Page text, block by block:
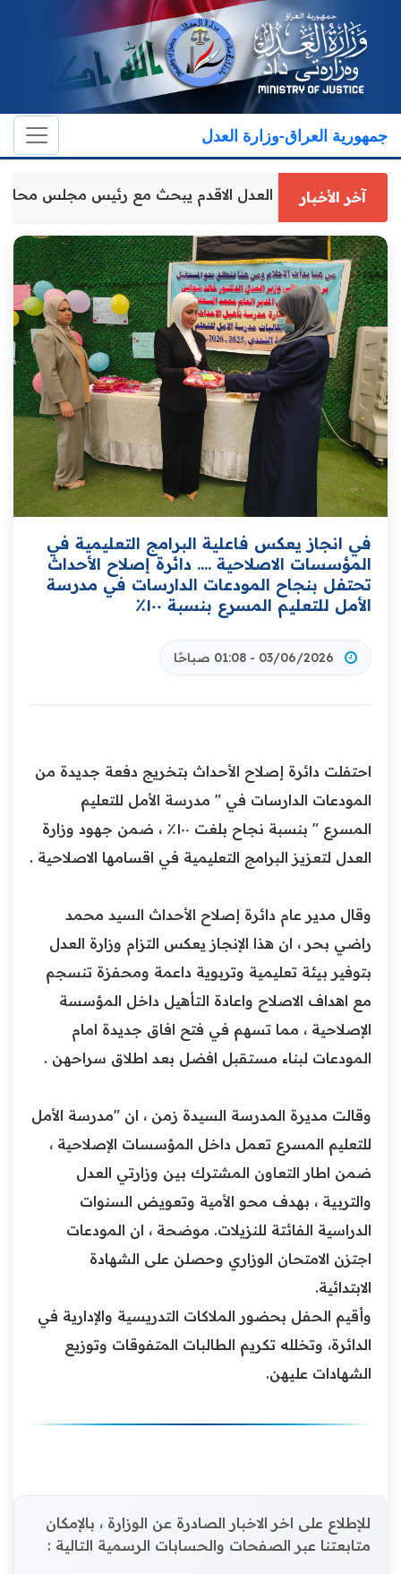
جمهورية العراق-وزارة العدل
آخر الأخباروكيل وزارة العدل الاقدم يبحث مع رئيس مجلس
في انجاز يعكس فاعلية البرامج التعليمية في
المؤسسات الاصلاحية .... ‏دائرة إصلاح الأحداث
تحتفل بنجاح المودعات الدارسات في مدرسة
الأمل للتعليم المسرع بنسبة ١٠٠٪
03/06/2026 - 01:08 صباحًا
‏احتفلت دائرة إصلاح الأحداث بتخريج دفعة جديدة من
المودعات الدارسات في " مدرسة الأمل للتعليم
المسرع " بنسبة نجاح بلغت ١٠٠٪ ، ضمن جهود وزارة
العدل لتعزيز البرامج التعليمية في اقسامها الاصلاحية .
‏وقال مدير عام دائرة إصلاح الأحداث السيد محمد
راضي بحر ، ان هذا الإنجاز يعكس التزام وزارة العدل
بتوفير بيئة تعليمية وتربوية داعمة ومحفزة تنسجم
مع اهداف الاصلاح واعادة التأهيل داخل المؤسسة
الإصلاحية ، مما تسهم في فتح افاق جديدة امام
المودعات لبناء مستقبل افضل بعد اطلاق سراحهن .
‏وقالت مديرة المدرسة السيدة زمن ، ان "مدرسة الأمل
للتعليم المسرع تعمل داخل المؤسسات الإصلاحية ،
ضمن اطار التعاون المشترك بين وزارتي العدل
والتربية ، بهدف محو الأمية وتعويض السنوات
الدراسية الفائتة للنزيلات. ‏موضحة ، ان المودعات
اجتزن الامتحان الوزاري وحصلن على الشهادة
الابتدائية.
‏وأقيم الحفل بحضور الملاكات التدريسية والإدارية في
الدائرة، وتخلله تكريم الطالبات المتفوقات وتوزيع
الشهادات عليهن.
للإطلاع على اخر الاخبار الصادرة عن الوزارة ، بالإمكان
متابعتنا عبر الصفحات والحسابات الرسمية التالية :